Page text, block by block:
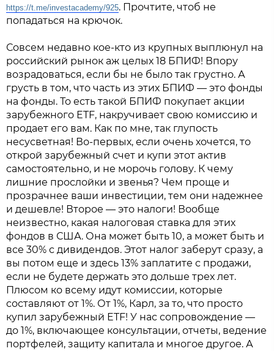
https://t.me/investacademy/925. Прочтите, чтоб не
попадаться на крючок.
Совсем недавно кое-кто из крупных выплюнул на
российский рынок аж целых 18 БПИФ! Впору
возрадоваться, если бы не было так грустно. А
грусть в том, что часть из этих БПИФ — это фонды
на фонды. То есть такой БПИФ покупает акции
зарубежного ETF, накручивает свою комиссию и
продает его вам. Как по мне, так глупость
несусветная! Во-первых, если очень хочется, то
открой зарубежный счет и купи этот актив
самостоятельно, и не морочь голову. К чему
лишние прослойки и звенья? Чем проще и
прозрачнее ваши инвестиции, тем они надежнее
и дешевле! Второе — это налоги! Вообще
неизвестно, какая налоговая ставка для этих
фондов в США. Она может быть 10, а может быть и
все 30% с дивидендов. Этот налог заберут сразу, а
вы потом еще и здесь 13% заплатите с продажи,
если не будете держать это дольше трех лет.
Плюсом ко всему идут комиссии, которые
составляют от 1%. От 1%, Карл, за то, что просто
купил зарубежный ETF! У нас сопровождение —
до 1%, включающее консультации, отчеты, ведение
портфелей, защиту капитала и многое другое. А